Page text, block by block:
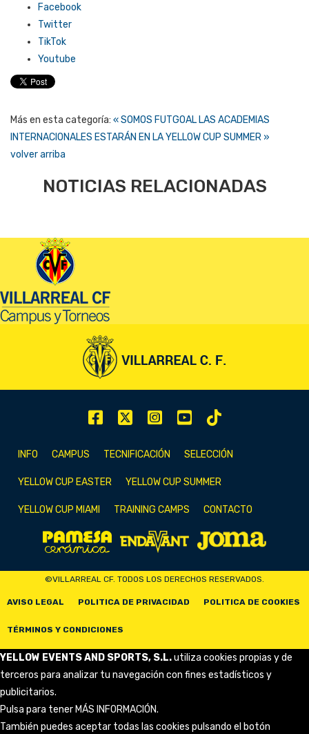
Facebook
Twitter
TikTok
Youtube
Más en esta categoría: « SOMOS FUTGOAL LAS ACADEMIAS
INTERNACIONALES ESTARÁN EN LA YELLOW CUP SUMMER »
volver arriba
NOTICIAS RELACIONADAS
INFO CAMPUS TECNIFICACIÓN SELECCIÓN
YELLOW CUP EASTER YELLOW CUP SUMMER
YELLOW CUP MIAMI TRAINING CAMPS CONTACTO
©VILLARREAL CF. TODOS LOS DERECHOS RESERVADOS.
AVISO LEGAL POLITICA DE PRIVACIDAD POLITICA DE COOKIES
TÉRMINOS Y CONDICIONES
YELLOW EVENTS AND SPORTS, S.L.utiliza cookies propias y de
terceros para analizar tu navegación con fines estadísticos y
publicitarios.
Pulsa para tener MÁS INFORMACIÓN.
También puedes aceptar todas las cookies pulsando el botón